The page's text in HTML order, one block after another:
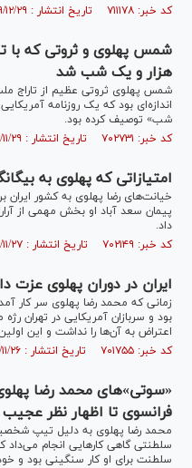
کد خبر: ۷۱۱۱۷۸ تاریخ انتشار : ۱۳۹۹/۱۲/۲۹
شمس پهلوی و ثروتی که با
هزار و یک شب شد
شمس پهلوی ثروتی عظیم از تاراج
اندازه‌ای بود که یک روزنامه
شب» توصیف کرده بود.
کد خبر: ۷۰۲۷۳۱ تاریخ انتشار : ۱۳۹۹/۱۱/۲۹
امتیازاتی که پهلوی به
پیمان سعد آباد او بخش مهمی از
داد.
کد خبر: ۷۰۲۱۴۹ تاریخ انتشار : ۱۳۹۹/۱۱/۲۷
ایران در دوران پهلوی عزت
زمانی که محمد رضا پهلوی سر کار
بود و سربازان آمریکایی در تهران
اعتراض به آن‌ها را نداشت و این
کد خبر: ۷۰۱۷۵۵ تاریخ انتشار : ۱۳۹۹/۱۱/۲۶
«سوتی»‌های محمد رضا
فرانسوی تا اظهار نظر عجیب
محمد رضا پهلوی به دلیل تیپ
سلطنتی گاهی کار‌هایی انجام
سلطنت برای او کار سنگینی بود و